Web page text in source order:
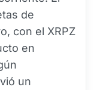
de
con el XRPZ
en
un